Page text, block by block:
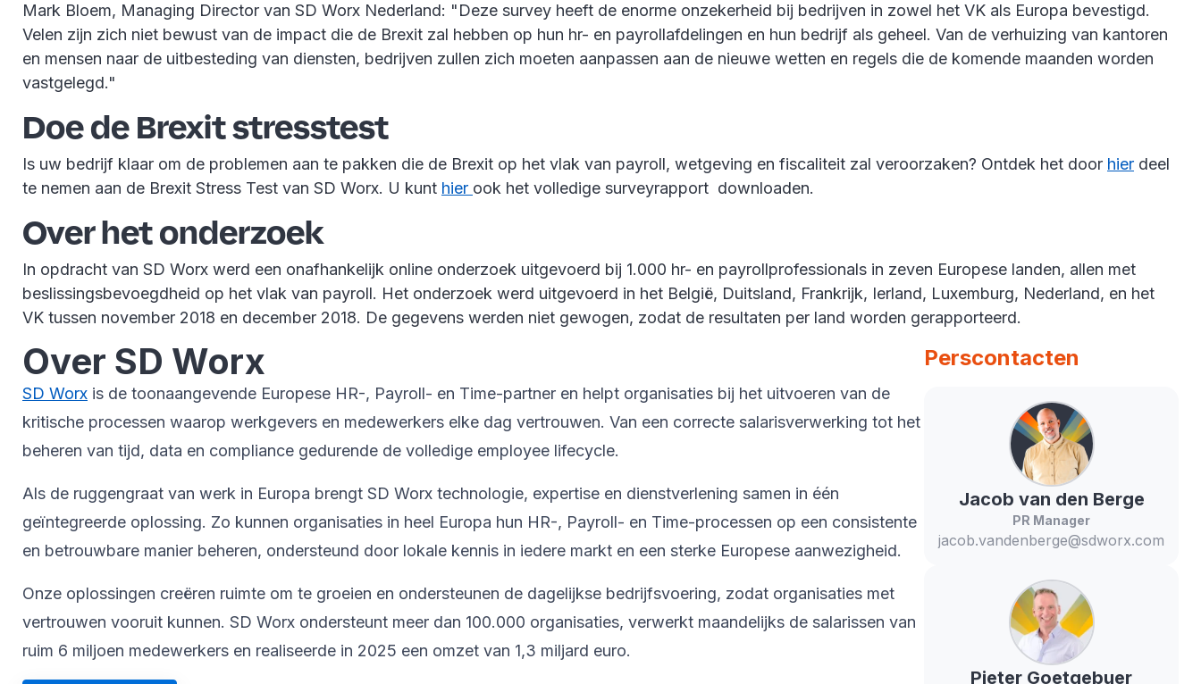
Mark Bloem, Managing Director van SD Worx Nederland: "Deze survey heeft de enorme onzekerheid bij bedrijven in zowel het VK als Europa bevestigd.
Velen zijn zich niet bewust van de impact die de Brexit zal hebben op hun hr- en payrollafdelingen en hun bedrijf als geheel. Van de verhuizing van kantoren
en mensen naar de uitbesteding van diensten, bedrijven zullen zich moeten aanpassen aan de nieuwe wetten en regels die de komende maanden worden
vastgelegd."
Doe de Brexit stresstest
Is uw bedrijf klaar om de problemen aan te pakken die de Brexit op het vlak van payroll, wetgeving en fiscaliteit zal veroorzaken? Ontdek het door hier deel
te nemen aan de Brexit Stress Test van SD Worx. U kunt hier ook het volledige surveyrapport downloaden.
Over het onderzoek
In opdracht van SD Worx werd een onafhankelijk online onderzoek uitgevoerd bij 1.000 hr- en payrollprofessionals in zeven Europese landen, allen met
beslissingsbevoegdheid op het vlak van payroll. Het onderzoek werd uitgevoerd in het België, Duitsland, Frankrijk, Ierland, Luxemburg, Nederland, en het
VK tussen november 2018 en december 2018. De gegevens werden niet gewogen, zodat de resultaten per land worden gerapporteerd.
Over SD Worx
SD Worx is de toonaangevende Europese HR-, Payroll- en Time-partner en helpt organisaties bij het uitvoeren van de
kritische processen waarop werkgevers en medewerkers elke dag vertrouwen. Van een correcte salarisverwerking tot het
beheren van tijd, data en compliance gedurende de volledige employee lifecycle.
Als de ruggengraat van werk in Europa brengt SD Worx technologie, expertise en dienstverlening samen in één
geïntegreerde oplossing. Zo kunnen organisaties in heel Europa hun HR-, Payroll- en Time-processen op een consistente
en betrouwbare manier beheren, ondersteund door lokale kennis in iedere markt en een sterke Europese aanwezigheid.
Onze oplossingen creëren ruimte om te groeien en ondersteunen de dagelijkse bedrijfsvoering, zodat organisaties met
vertrouwen vooruit kunnen. SD Worx ondersteunt meer dan 100.000 organisaties, verwerkt maandelijks de salarissen van
ruim 6 miljoen medewerkers en realiseerde in 2025 een omzet van 1,3 miljard euro.
Perscontacten
Jacob van den Berge
PR Manager
jacob.vandenberge@sdworx.com
Pieter Goetgebuer